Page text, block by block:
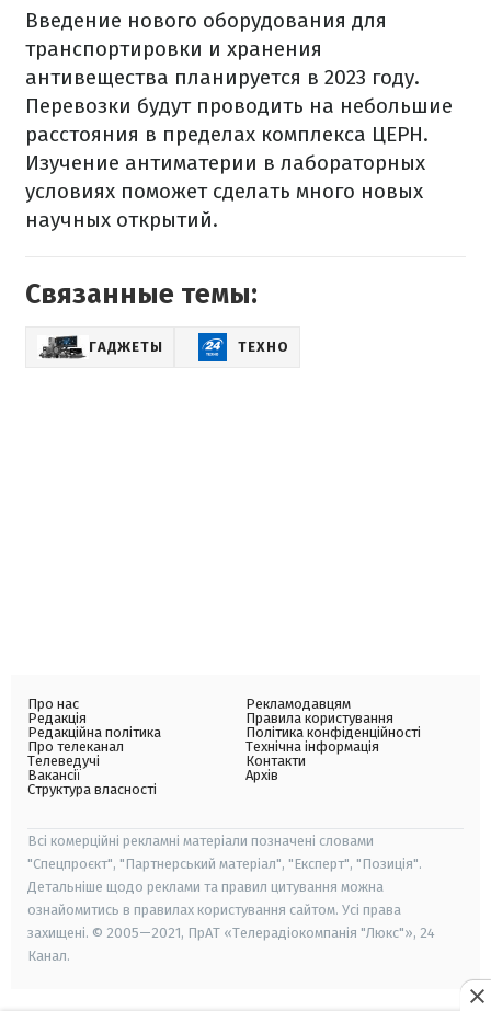
Введение нового оборудования для
транспортировки и хранения
антивещества планируется в 2023 году.
Перевозки будут проводить на небольшие
расстояния в пределах комплекса ЦЕРН.
Изучение антиматерии в лабораторных
условиях поможет сделать много новых
научных открытий.
Связанные темы:
ГАДЖЕТЫ ТЕХНО
Про нас
Редакція
Редакційна політика
Про телеканал
Телеведучі
Вакансії
Структура власності
Рекламодавцям
Правила користування
Політика конфіденційності
Технічна інформація
Контакти
Архів
Всі комерційні рекламні матеріали позначені словами
"Спецпроєкт", "Партнерський матеріал", "Експерт", "Позиція".
Детальніше щодо реклами та правил цитування можна
ознайомитись в правилах користування сайтом. Усі права
захищені. © 2005—2021, ПрАТ «Телерадіокомпанія "Люкс"», 24
Канал.